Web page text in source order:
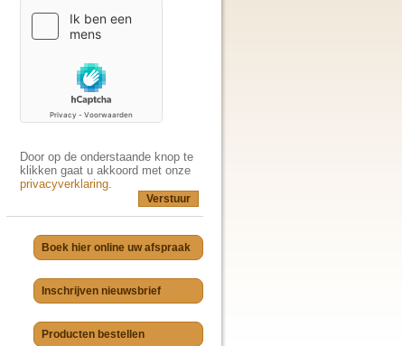
Door op de onderstaande knop te
klikken gaat u akkoord met onze
privacyverklaring.
Verstuur
Boek hier online uw afspraak
Inschrijven nieuwsbrief
Producten bestellen